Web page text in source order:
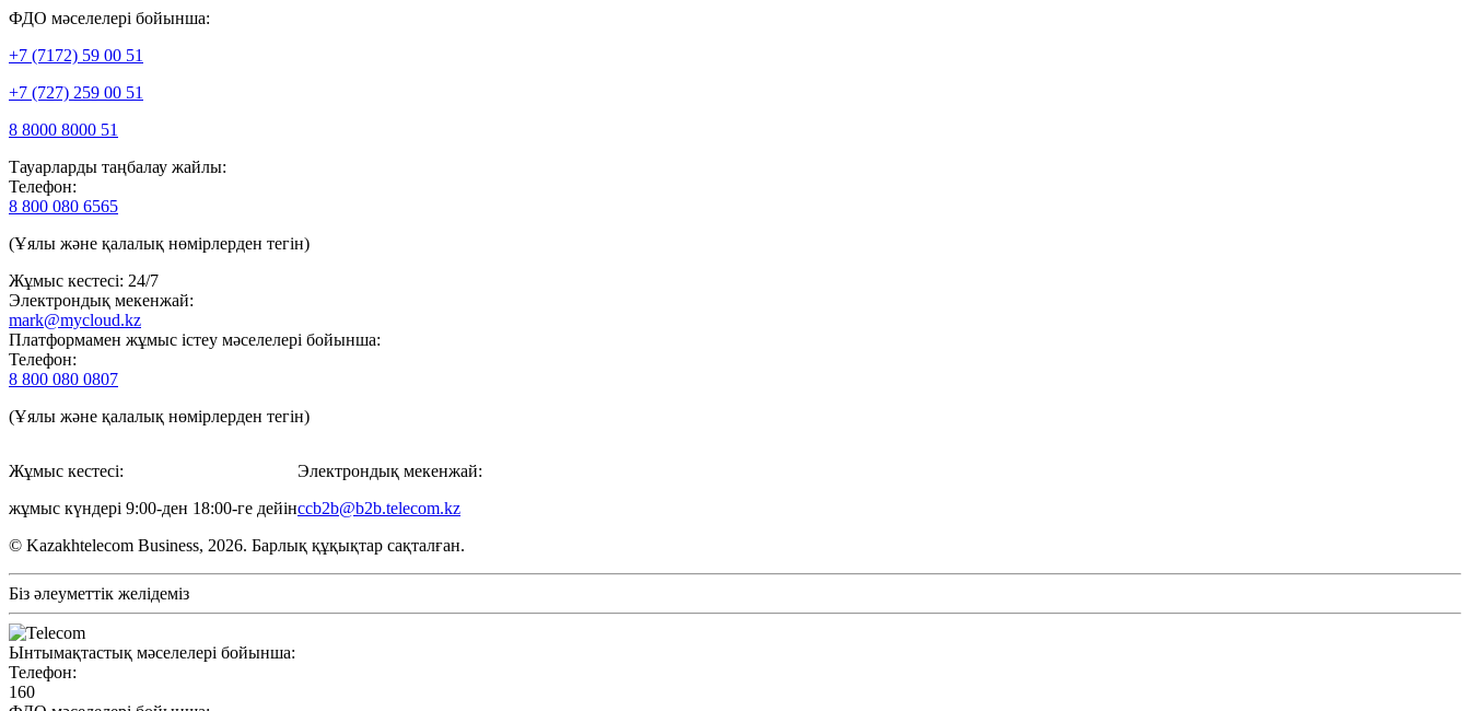
ФДО мәселелері бойынша:
+7 (7172) 59 00 51
+7 (727) 259 00 51
8 8000 8000 51
Тауарларды таңбалау жайлы:
Телефон:
8 800 080 6565
(Ұялы және қалалық нөмірлерден тегін)
Жұмыс кестесі: 24/7
Электрондық мекенжай:
mark@mycloud.kz
Платформамен жұмыс істеу мәселелері бойынша:
Телефон:
8 800 080 0807
(Ұялы және қалалық нөмірлерден тегін)
Жұмыс кестесі:
жұмыс күндері 9:00-ден 18:00-ге дейін
Электрондық мекенжай:
ccb2b@b2b.telecom.kz
© Kazakhtelecom Business, 2026. Барлық құқықтар сақталған.
Біз әлеуметтік желідеміз
Ынтымақтастық мәселелері бойынша:
Телефон:
160